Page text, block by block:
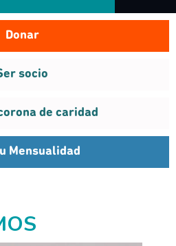
¡Click!
Donar
socio
de caridad
Mensualidad